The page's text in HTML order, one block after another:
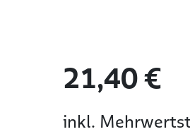
21,40 €
inkl.